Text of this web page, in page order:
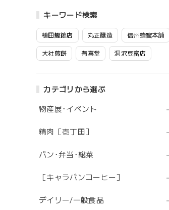
キーワード検索
植田鰹節店 丸正醸造 信州蜂蜜本舗
大社煎餅 有喜堂 洞沢豆富店
カテゴリから選ぶ
物産展･イベント
精肉［壱丁田］
パン･弁当･総菜
［キャラバンコーヒー］
デイリー/一般食品